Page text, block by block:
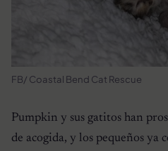
FB/ Coastal Bend Cat Rescue
Pumpkin y sus gatitos han
de acogida, y los pequeños ya